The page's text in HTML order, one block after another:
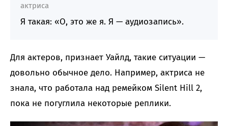
актриса
Я такая: «О, это же я. Я — аудиозапись».
Для актеров, признает Уайлд, такие ситуации —
довольно обычное дело. Например, актриса не
знала, что работала над ремейком Silent Hill 2,
пока не погуглила некоторые реплики.